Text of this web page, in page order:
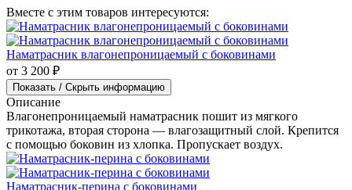
Тем, кому важны подробный состав, продуманное
расположение слоёв и стабильное ощущение поддержки.
Производитель вправе вносить изменения в конструкцию и внешний вид
изделия, не изменяя при этом его физических и эксплуатационных свойств.
Вместе с этим товаров интересуются: